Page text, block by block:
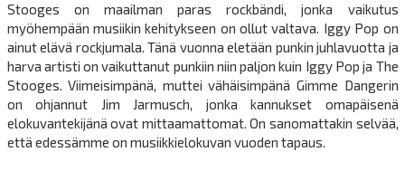
Stooges on maailman paras rockbändi, jonka vaikutus
myöhempään musiikin kehitykseen on ollut valtava. Iggy Pop on
ainut elävä rockjumala. Tänä vuonna eletään punkin juhlavuotta ja
harva artisti on vaikuttanut punkiin niin paljon kuin Iggy Pop ja The
Stooges. Viimeisimpänä, muttei vähäisimpänä Gimme Dangerin
on ohjannut Jim Jarmusch, jonka kannukset omapäisenä
elokuvantekijänä ovat mittaamattomat. On sanomattakin selvää,
että edessämme on musiikkielokuvan vuoden tapaus.